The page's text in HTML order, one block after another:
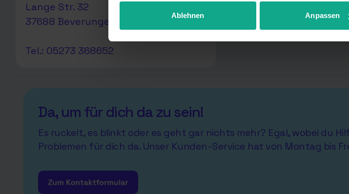
Ablehnen Anpassen
Lange Str. 32
37688 Beverungen
Tel.: 05273 368652
Da, um für dich da zu sein!
Es ruckelt, es blinkt oder es geht gar nichts mehr? Egal, wobei du
Problemen für dich da. Unser Kunden-Service hat von Montag bis